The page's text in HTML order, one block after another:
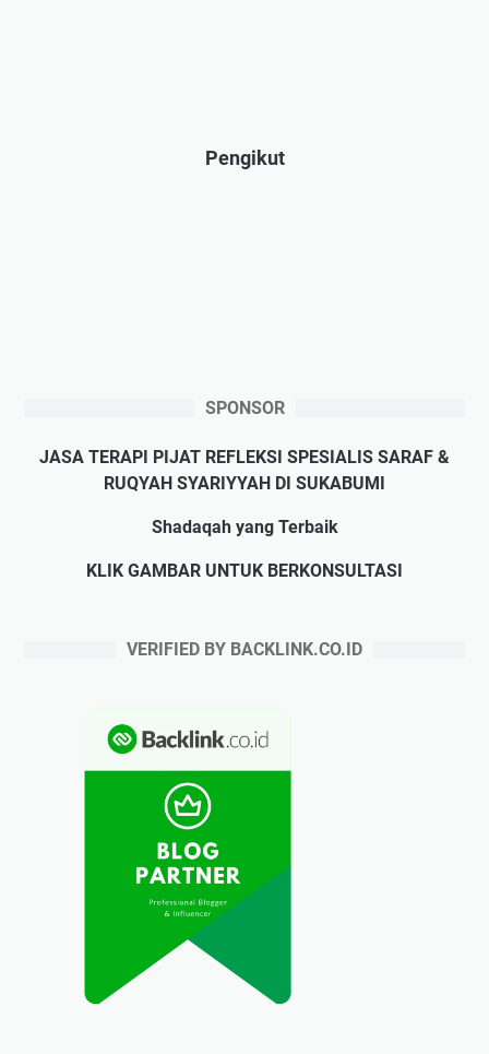
Pengikut
SPONSOR
JASA TERAPI PIJAT REFLEKSI SPESIALIS SARAF &
RUQYAH SYARIYYAH DI SUKABUMI
Shadaqah yang Terbaik
KLIK GAMBAR UNTUK BERKONSULTASI
VERIFIED BY BACKLINK.CO.ID